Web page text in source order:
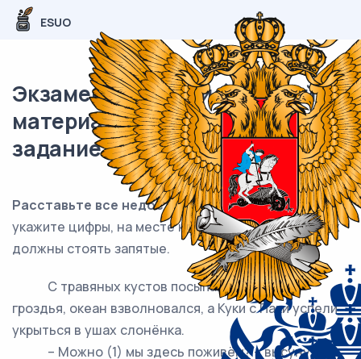
ESUO
Экзаменационный (типовой)
материал ЕГЭ / Русский / 18
задание (24) / 109
Расставьте все недостающие знаки препинания:
укажите цифры, на месте которых в предложениях
должны стоять запятые.
С травяных кустов посыпались жёлтые
гроздья, океан взволновался, а Куки с Паки успели
укрыться в ушах слонёнка.
– Можно (1) мы здесь поживём? – высунулась